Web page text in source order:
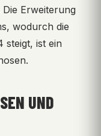
Erweiterung
wodurch die
steigt, ist ein
UND